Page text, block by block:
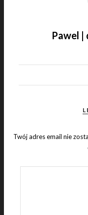
Pawel |
Twój adres email nie